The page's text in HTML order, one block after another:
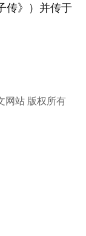
传》）并传于
网站 版权所有